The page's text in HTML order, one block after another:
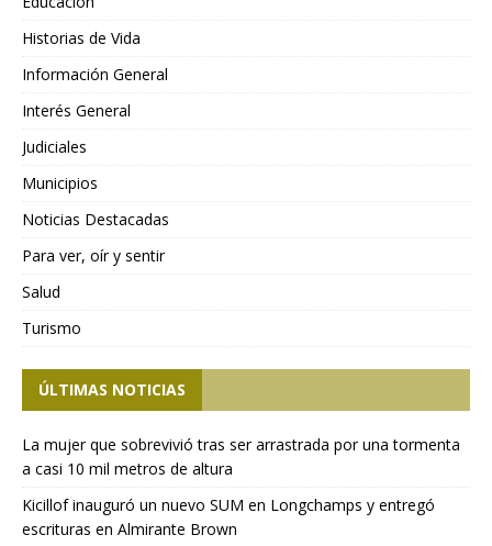
Historias de Vida
Información General
Interés General
Judiciales
Municipios
Noticias Destacadas
Para ver, oír y sentir
Salud
Turismo
ÚLTIMAS NOTICIAS
La mujer que sobrevivió tras ser arrastrada por una tormenta
a casi 10 mil metros de altura
Kicillof inauguró un nuevo SUM en Longchamps y entregó
escrituras en Almirante Brown